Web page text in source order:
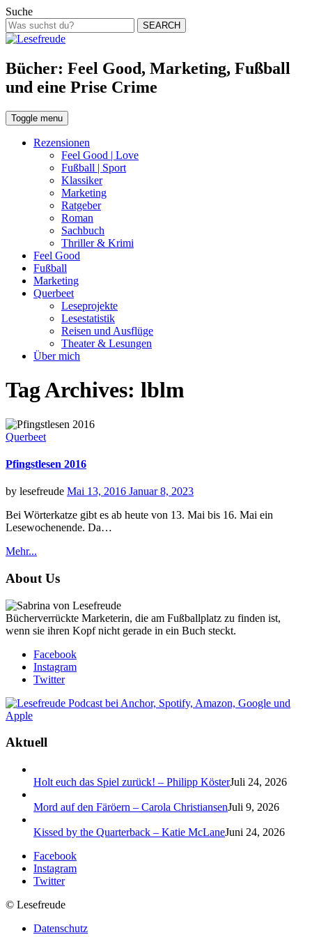
Suche
SEARCH
Bücher: Feel Good, Marketing, Fußball
und eine Prise Crime
Toggle menu
Rezensionen
Feel Good | Love
Fußball | Sport
Klassiker
Marketing
Ratgeber
Roman
Sachbuch
Thriller & Krimi
Feel Good
Fußball
Marketing
Querbeet
Leseprojekte
Lesestatistik
Reisen und Ausflüge
Theater & Lesungen
Über mich
Tag Archives: lblm
Categories
Querbeet
Pfingstlesen 2016
by lesefreude Posted
Mai 13, 2016 Januar 8, 2023
Bei Wörterkatze gibt es ab heute von 13. Mai bis 16. Mai ein
Lesewochenende. Da…
Mehr...
About Us
Bücherverrückte Marketerin, die am Fußballplatz zu finden ist,
wenn sie ihren Kopf nicht gerade in ein Buch steckt.
Facebook
Instagram
Twitter
Aktuell
Holt euch das Spiel zurück! – Philipp KösterJuli 24, 2026
Mord auf den Färöern – Carola ChristiansenJuli 9, 2026
Kissed by the Quarterback – Katie McLaneJuni 24, 2026
Facebook
Instagram
Twitter
© Lesefreude
Datenschutz